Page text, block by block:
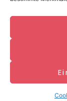
IMPRESSUM